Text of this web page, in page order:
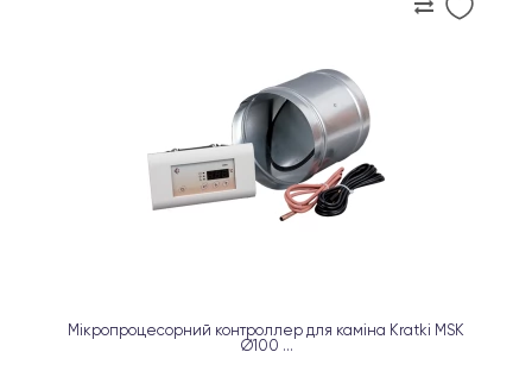
Мікропроцесорний контроллер для каміна Kratki MSK
Ø100 ...